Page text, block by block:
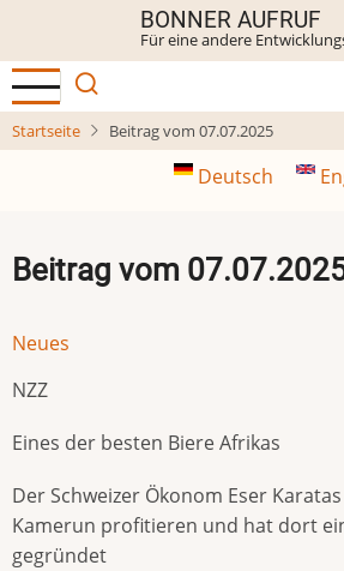
Inhalt
BONNER AUFRUF
Für eine andere
Startseite Beitrag vom 07.07.2025
Deutsch
Beitrag vom
Neues
NZZ
Eines der besten Biere Afrikas
Der Schweizer Ökonom Eser
Kamerun profitieren und hat dort
gegründet